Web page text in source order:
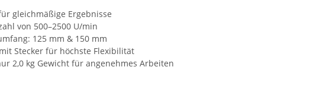
gleichmäßige Ergebnisse
von 500–2500 U/min
125 mm & 150 mm
Stecker für höchste Flexibilität
2,0 kg Gewicht für angenehmes Arbeiten